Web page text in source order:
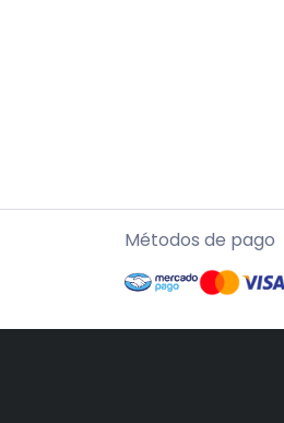
Métodos de pago